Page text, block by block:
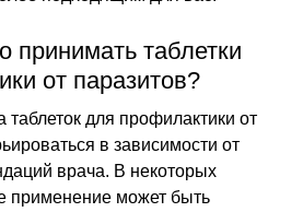
принимать таблетки
от паразитов?
таблеток для профилактики от
в зависимости от
врача. В некоторых
применение может быть